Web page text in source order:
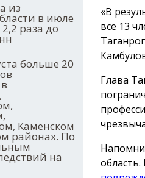
из
в июле
раза до
больше 20
Каменском
районах. По
на
«В
все 13
Глава